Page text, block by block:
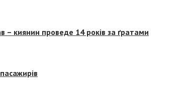
– киянин проведе 14 років за ґратами